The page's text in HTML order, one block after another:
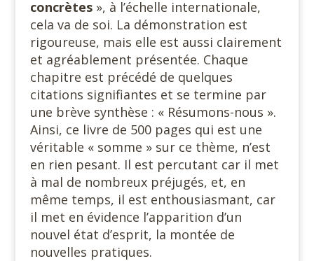
concrètes », à l’échelle internationale,
cela va de soi. La démonstration est
rigoureuse, mais elle est aussi clairement
et agréablement présentée. Chaque
chapitre est précédé de quelques
citations signifiantes et se termine par
une brève synthèse : « Résumons-nous ».
Ainsi, ce livre de 500 pages qui est une
véritable « somme » sur ce thème, n’est
en rien pesant. Il est percutant car il met
à mal de nombreux préjugés, et, en
même temps, il est enthousiasmant, car
il met en évidence l’apparition d’un
nouvel état d’esprit, la montée de
nouvelles pratiques.